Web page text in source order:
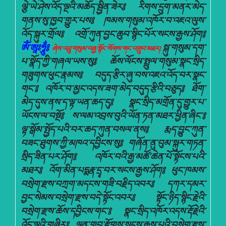
ལྕེ་ཡེ་ཤེས་འོད་ལྔའི་མཆོད་སྦྱིན་ཟེར༔ རིགས་དྲུག་མནར་མེད་
གནས་སུ་ཁྱབ་གྱུར་པས༔ ཁམས་གསུམ་འཁོར་བ་འཇའ་ལུས་
འོད་སྐུར་གྲོལ༔ འགྲོ་ཀུན་བྱང་ཆུབ་སྙིང་པོར་སངས་རྒྱས་ཤོག༔
ཨོཾ་ཨཱཿཧཱུྂ༔ ཞེས་འབྲུ་གསུམ་བརྒྱ་སྟོང་སོགས་གང་འགྲུབ་མཐར། སྐུ་གསུམ་དག་
པ་སྣོད་ཀྱི་གཞལ་ཡས་སུ༔ ཆོས་ལོངས་སྤྲུལ་གསུམ་སྣང་སྲིད་
གཟུགས་ཕུང་རྣམས༔ བདུད་རྩིར་ཞུ་བས་འཇའ་འོད་བར་སྣང་
གང་༔ འཁོར་བ་མྱང་འདས་ཟག་མེད་བདུད་རྩིའི་བཅུད༔ ཐོག་
མེད་དུས་ནས་ད་ལྟ་ཡན་ཆད་དུ༔ སྣང་སྲིད་མགྲོན་དུ་གྱུར་པ་
ཡོངས་ལ་བསྔོ༔ ས་ལམ་འབྲས་བུའི་ཡོན་ཏན་མཐར་ཕྱིན་ཞིང་༔
ལྟ་སྒོམ་སྤྱོད་པའི་བར་ཆད་ཀུན་བསལ་ནས༔ རྨད་བྱུང་ཀུན་
བཟང་ཐུགས་ཀྱི་མཁའ་དབྱིངས་སུ༔ གཞོན་ནུ་བུམ་སྐུར་གཏན་
སྲིད་ཟིན་པར་ཤོག༔ འཁོར་བའི་རྒྱ་མཚོ་ཆེན་པོ་སྟོངས་པའི་
མཐར༔ འོག་མིན་པདྨརྣ་དྲྭ་བར་སངས་རྒྱས་ཤོག༔ ཕུང་ཁམས་
བསྲེག་རྫས་བཀྲག་མདངས་གཟི་བརྗིད་འབར༔ དཀར་དམར་
བྱང་སེམས་བསྲེག་རྫས་བདེ་སྟོང་འབར༔ སྟོང་ཉིད་སྙིང་རྗེའི་
བསྲེག་རྫས་ཆོས་དབྱིངས་གང་༔ སྣང་སྲིད་འཁོར་འདས་རྡོ་རྗེའི་